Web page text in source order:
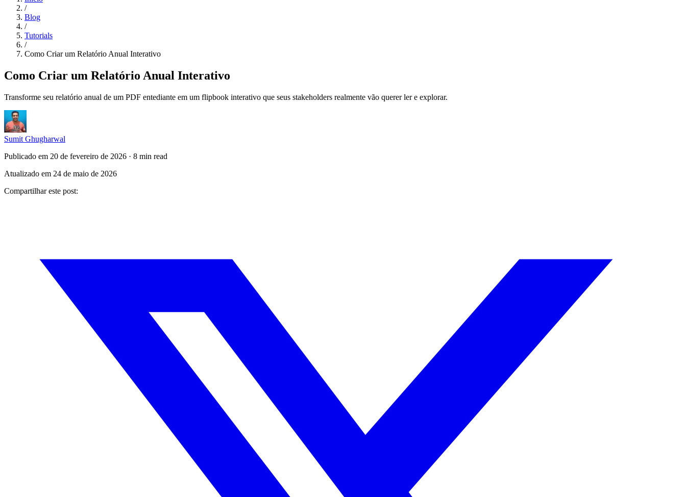
/
Blog
/
Tutorials
/
Como Criar um Relatório Anual Interativo
Como Criar um Relatório Anual Interativo
Transforme seu relatório anual de um PDF entediante em um flipbook interativo que seus stakeholders realmente vão querer ler e explorar.
Sumit Ghugharwal
Publicado em 20 de fevereiro de 2026 · 8 min read
Atualizado em 24 de maio de 2026
Compartilhar este post: